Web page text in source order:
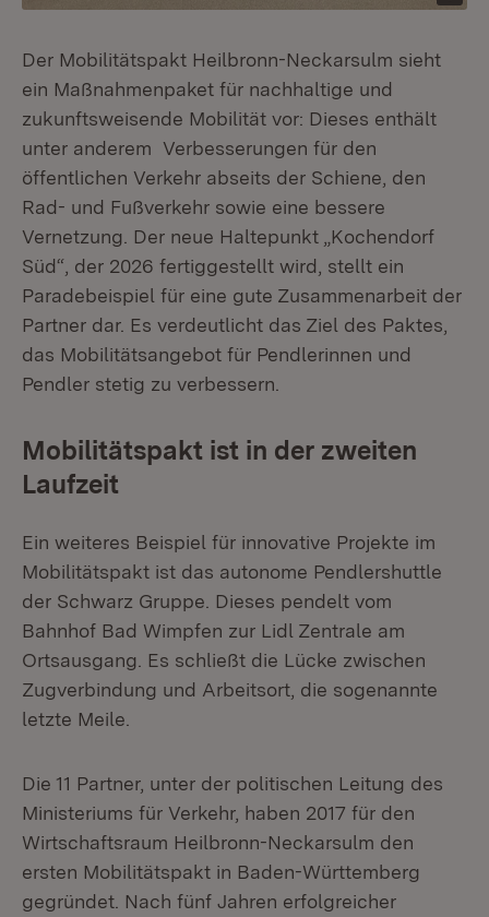
Der Mobilitätspakt Heilbronn-Neckarsulm sieht
ein Maßnahmenpaket für nachhaltige und
zukunftsweisende Mobilität vor: Dieses enthält
unter anderem Verbesserungen für den
öffentlichen Verkehr abseits der Schiene, den
Rad- und Fußverkehr sowie eine bessere
Vernetzung. Der neue Haltepunkt „Kochendorf
Süd“, der 2026 fertiggestellt wird, stellt ein
Paradebeispiel für eine gute Zusammenarbeit der
Partner dar. Es verdeutlicht das Ziel des Paktes,
das Mobilitätsangebot für Pendlerinnen und
Pendler stetig zu verbessern.
Mobilitätspakt ist in der zweiten
Laufzeit
Ein weiteres Beispiel für innovative Projekte im
Mobilitätspakt ist das autonome Pendlershuttle
der Schwarz Gruppe. Dieses pendelt vom
Bahnhof Bad Wimpfen zur Lidl Zentrale am
Ortsausgang. Es schließt die Lücke zwischen
Zugverbindung und Arbeitsort, die sogenannte
letzte Meile.
Die 11 Partner, unter der politischen Leitung des
Ministeriums für Verkehr, haben 2017 für den
Wirtschaftsraum Heilbronn-Neckarsulm den
ersten Mobilitätspakt in Baden-Württemberg
gegründet. Nach fünf Jahren erfolgreicher